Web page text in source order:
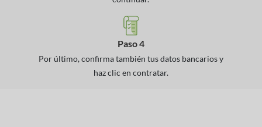
Paso 4
Por último, confirma también tus datos bancarios y
haz clic en contratar.